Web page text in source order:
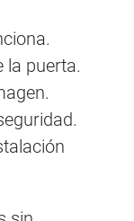
la puerta.